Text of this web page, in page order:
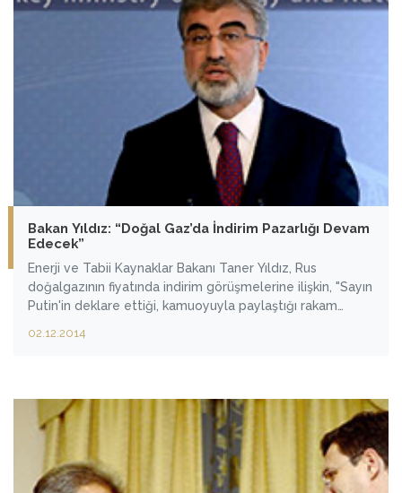
Bakan Yıldız: “Doğal Gaz’da İndirim Pazarlığı Devam
Edecek”
Enerji ve Tabii Kaynaklar Bakanı Taner Yıldız, Rus
doğalgazının fiyatında indirim görüşmelerine ilişkin, "Sayın
Putin'in deklare ettiği, kamuoyuyla paylaştığı rakam
teklifimizi kendilerine sunduk. Bu bir müzakeredir, bir
02.12.2014